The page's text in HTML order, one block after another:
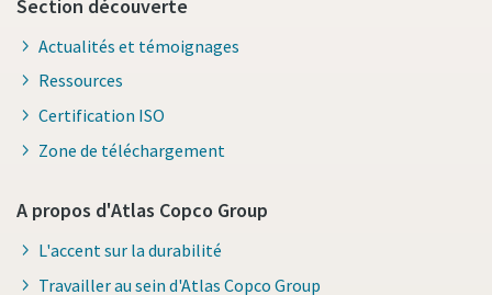
Section découverte
Actualités et témoignages
Ressources
Certification ISO
Zone de téléchargement
A propos d'Atlas Copco Group
L'accent sur la durabilité
Travailler au sein d'Atlas Copco Group